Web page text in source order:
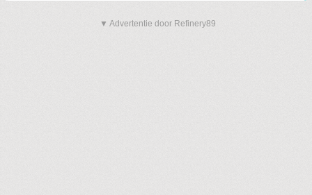
▼ Advertentie door Refinery89